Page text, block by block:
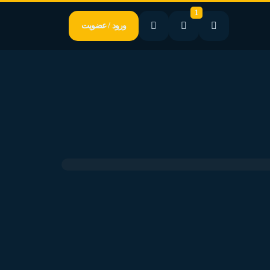
1
ورود / عضویت